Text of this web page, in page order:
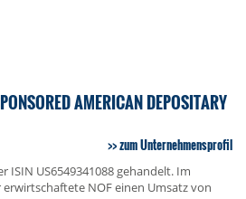
AMERICAN DEPOSITARY
zum Unternehmensprofil
ISIN US6549341088 gehandelt. Im
NOF einen Umsatz von